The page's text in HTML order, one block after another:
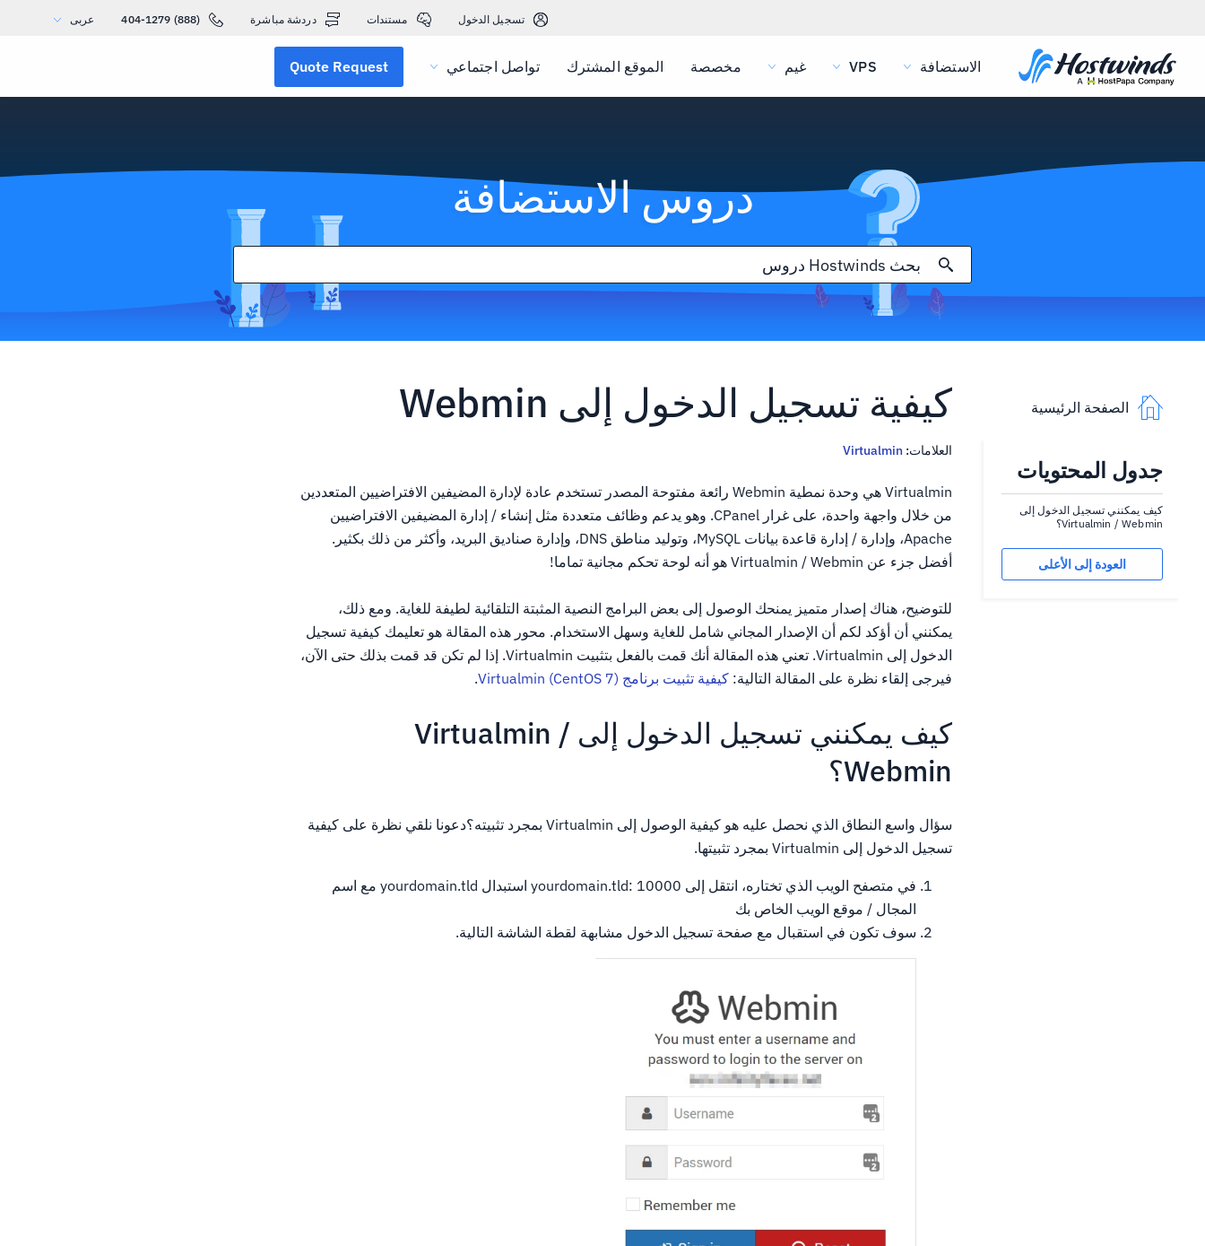
تسجيل الدخول مستندات دردشة مباشرة (888) 404-1279 عربى
الاستضافة VPS غيم مخصصة الموقع المشترك تواصل اجتماعي Quote Request
دروس الاستضافة
الصفحة الرئيسية
جدول المحتويات
كيف يمكنني تسجيل الدخول إلى
Virtualmin / Webmin؟
العودة إلى الأعلى
كيفية تسجيل الدخول إلى Webmin
العلامات: Virtualmin
Virtualmin هي وحدة نمطية Webmin رائعة مفتوحة المصدر تستخدم عادة لإدارة المضيفين الافتراضيين المتعددين
من خلال واجهة واحدة، على غرار CPanel. وهو يدعم وظائف متعددة مثل إنشاء / إدارة المضيفين الافتراضيين
Apache، وإدارة / إدارة قاعدة بيانات MySQL، وتوليد مناطق DNS، وإدارة صناديق البريد، وأكثر من ذلك بكثير.
أفضل جزء عن Virtualmin / Webmin هو أنه لوحة تحكم مجانية تماما!
للتوضيح، هناك إصدار متميز يمنحك الوصول إلى بعض البرامج النصية المثبتة التلقائية لطيفة للغاية. ومع ذلك،
يمكنني أن أؤكد لكم أن الإصدار المجاني شامل للغاية وسهل الاستخدام. محور هذه المقالة هو تعليمك كيفية تسجيل
الدخول إلى Virtualmin. تعني هذه المقالة أنك قمت بالفعل بتثبيت Virtualmin. إذا لم تكن قد قمت بذلك حتى الآن،
فيرجى إلقاء نظرة على المقالة التالية:كيفية تثبيت برنامج Virtualmin (CentOS 7) .
كيف يمكنني تسجيل الدخول إلى Virtualmin /
Webmin؟
سؤال واسع النطاق الذي نحصل عليه هو كيفية الوصول إلى Virtualmin بمجرد تثبيته؟دعونا نلقي نظرة على كيفية
تسجيل الدخول إلى Virtualmin بمجرد تثبيتها.
في متصفح الويب الذي تختاره، انتقل إلى yourdomain.tld: 10000 استبدال yourdomain.tld مع اسم
المجال / موقع الويب الخاص بك
سوف تكون في استقبال مع صفحة تسجيل الدخول مشابهة لقطة الشاشة التالية.